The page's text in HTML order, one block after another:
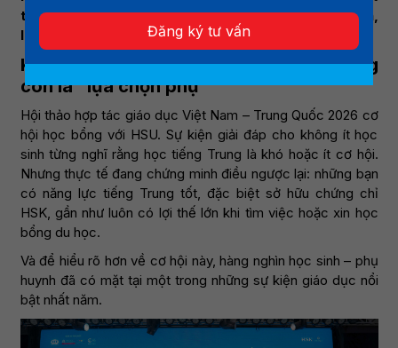
tiếng Trung tăng mạnh ở mọi lĩnh vực từ kinh doanh,
logistics đến truyền thông, du lịch.
Khi ngành Ngôn ngữ Trung Quốc không
còn là “lựa chọn phụ”
Hội thảo hợp tác giáo dục Việt Nam – Trung Quốc 2026 cơ
hội học bổng với HSU. Sự kiện giải đáp cho không ít học
sinh từng nghĩ rằng học tiếng Trung là khó hoặc ít cơ hội.
Nhưng thực tế đang chứng minh điều ngược lại: những bạn
có năng lực tiếng Trung tốt, đặc biệt sở hữu chứng chỉ
HSK, gần như luôn có lợi thế lớn khi tìm việc hoặc xin học
bổng du học.
Và để hiểu rõ hơn về cơ hội này, hàng nghìn học sinh – phụ
huynh đã có mặt tại một trong những sự kiện giáo dục nổi
bật nhất năm.
Đăng ký tư vấn